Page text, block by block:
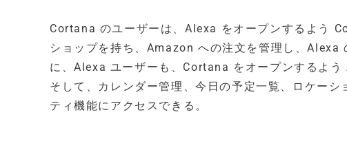
Cortana のユーザーは、Alexa をオープンするよう
ショップを持ち、Amazon への注文を管理し、Alexa
に、Alexa ユーザーも、Cortana をオープンするよ
そして、カレンダー管理、今日の予定一覧、ロケー
ティ機能にアクセスできる。